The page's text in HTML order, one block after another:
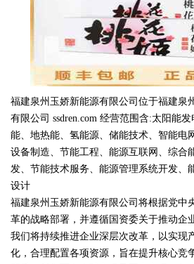
福建泉州玉娇新能源有限公司位于福建泉
有限公司 ssdren.com 经营范围含:太阳能
能、地热能、氢能源、储能技术、智能电
设备制造、节能工程、能源互联网、综合
发、节能技术服务、能源管理系统开发、
设计
福建泉州玉娇新能源有限公司将根据党中
革的战略部署，并遵循国资委关于推动企
我们将持续推进企业深层次改革，以实现
化，合理配置各项资源，旨在提升核心竞